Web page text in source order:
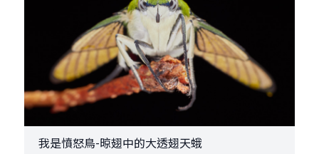
我是憤怒鳥-晾翅中的大透翅天蛾